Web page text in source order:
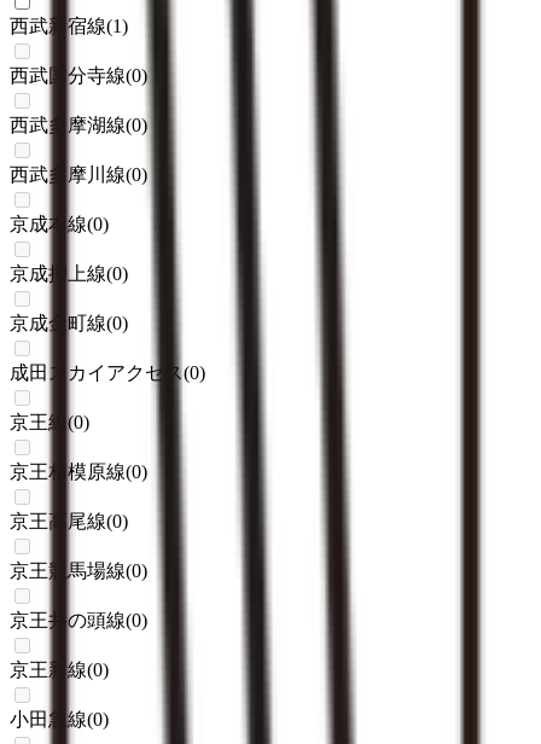
西武新宿線(1)
西武国分寺線(0)
西武多摩湖線(0)
西武多摩川線(0)
京成本線(0)
京成押上線(0)
京成金町線(0)
成田スカイアクセス(0)
京王線 (0)
京王相模原線(0)
京王高尾線(0)
京王競馬場線(0)
京王井の頭線(0)
京王新線(0)
小田急線(0)